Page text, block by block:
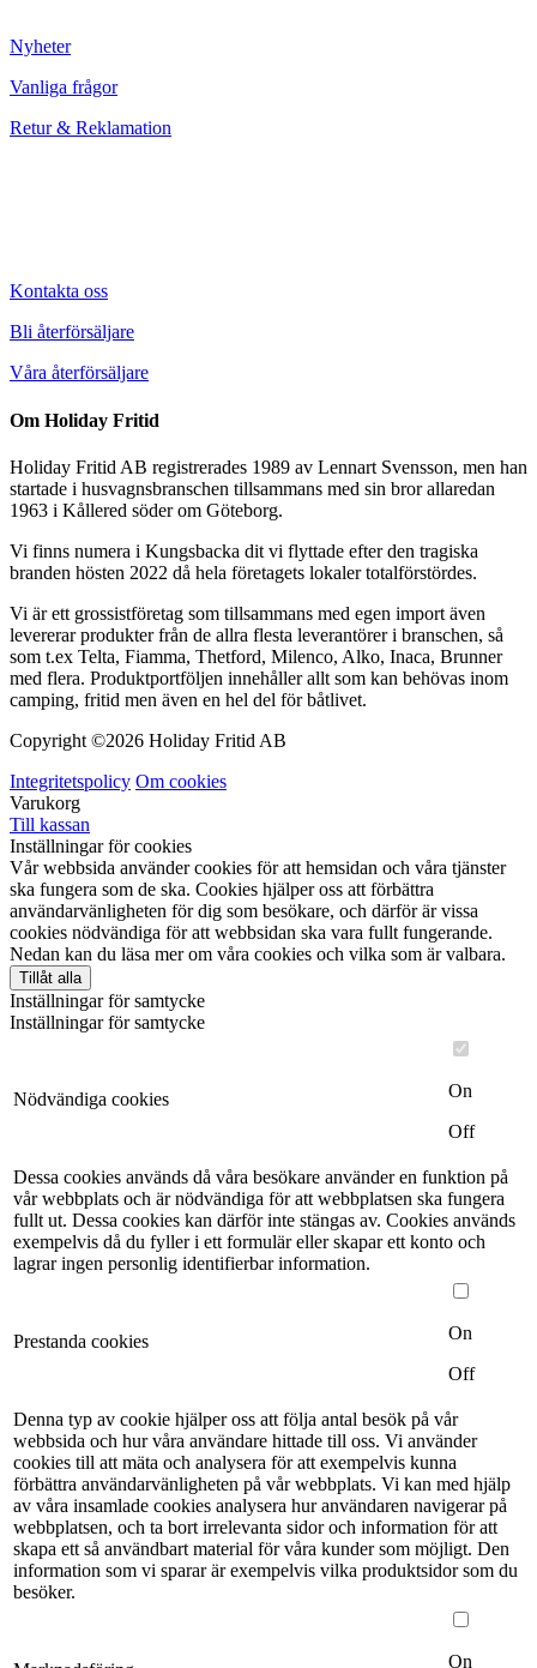
Nyheter
Vanliga frågor
Retur & Reklamation
Kontakta oss
Bli återförsäljare
Våra återförsäljare
Om Holiday Fritid
Holiday Fritid AB registrerades 1989 av Lennart Svensson, men han
startade i husvagnsbranschen tillsammans med sin bror allaredan
1963 i Kållered söder om Göteborg.
Vi finns numera i Kungsbacka dit vi flyttade efter den tragiska
branden hösten 2022 då hela företagets lokaler totalförstördes.
Vi är ett grossistföretag som tillsammans med egen import även
levererar produkter från de allra flesta leverantörer i branschen, så
som t.ex Telta, Fiamma, Thetford, Milenco, Alko, Inaca, Brunner
med flera. Produktportföljen innehåller allt som kan behövas inom
camping, fritid men även en hel del för båtlivet.
Copyright ©2026 Holiday Fritid AB
Integritetspolicy Om cookies
Varukorg
Till kassan
Inställningar för cookies
Vår webbsida använder cookies för att hemsidan och våra tjänster
ska fungera som de ska. Cookies hjälper oss att förbättra
användarvänligheten för dig som besökare, och därför är vissa
cookies nödvändiga för att webbsidan ska vara fullt fungerande.
Nedan kan du läsa mer om våra cookies och vilka som är valbara.
Tillåt alla
Inställningar för samtycke
Inställningar för samtycke
Nödvändiga cookies
On
Off
Dessa cookies används då våra besökare använder en funktion på
vår webbplats och är nödvändiga för att webbplatsen ska fungera
fullt ut. Dessa cookies kan därför inte stängas av. Cookies används
exempelvis då du fyller i ett formulär eller skapar ett konto och
lagrar ingen personlig identifierbar information.
Prestanda cookies
On
Off
Denna typ av cookie hjälper oss att följa antal besök på vår
webbsida och hur våra användare hittade till oss. Vi använder
cookies till att mäta och analysera för att exempelvis kunna
förbättra användarvänligheten på vår webbplats. Vi kan med hjälp
av våra insamlade cookies analysera hur användaren navigerar på
webbplatsen, och ta bort irrelevanta sidor och information för att
skapa ett så användbart material för våra kunder som möjligt. Den
information som vi sparar är exempelvis vilka produktsidor som du
besöker.
On